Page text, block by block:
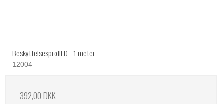
Beskyttelsesprofil D - 1 meter
12004
392,00 DKK